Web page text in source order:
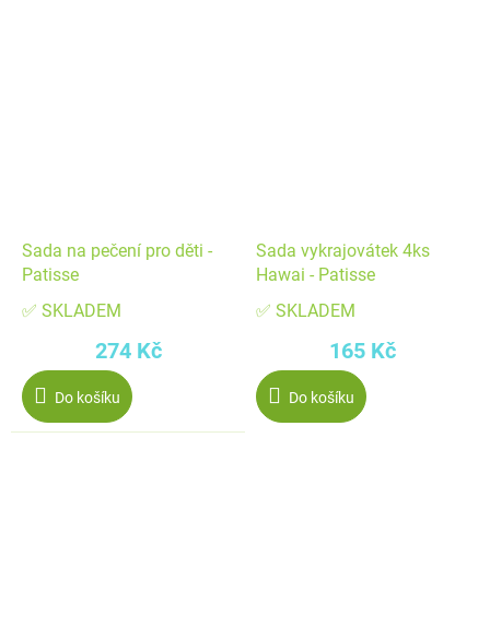
Sada na pečení pro děti -
Patisse
✅ SKLADEM
274 Kč
Do košíku
Sada vykrajovátek 4ks
Hawai - Patisse
✅ SKLADEM
165 Kč
Do košíku